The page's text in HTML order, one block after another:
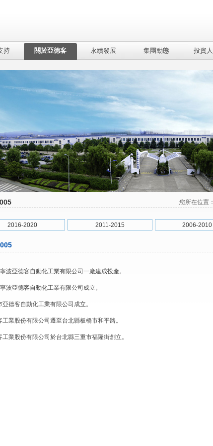
持 關於亞德客 永續發展 集團動態 投資
您所在位置：
2016-2020 2011-2015 2006-2010
波亞德客自動化工業有限公司一廠建成投產。
波亞德客自動化工業有限公司成立。
亞德客自動化工業有限公司成立。
工業股份有限公司遷至台北縣板橋市和平路。
工業股份有限公司於台北縣三重市福隆街創立。